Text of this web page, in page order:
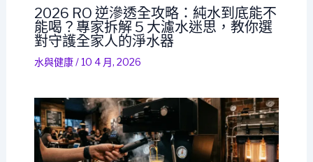
2026 RO 逆滲透全攻略：純水到底能不
能喝？專家拆解 5 大濾水迷思，教你選
對守護全家人的淨水器
水與健康/10 4 月, 2026